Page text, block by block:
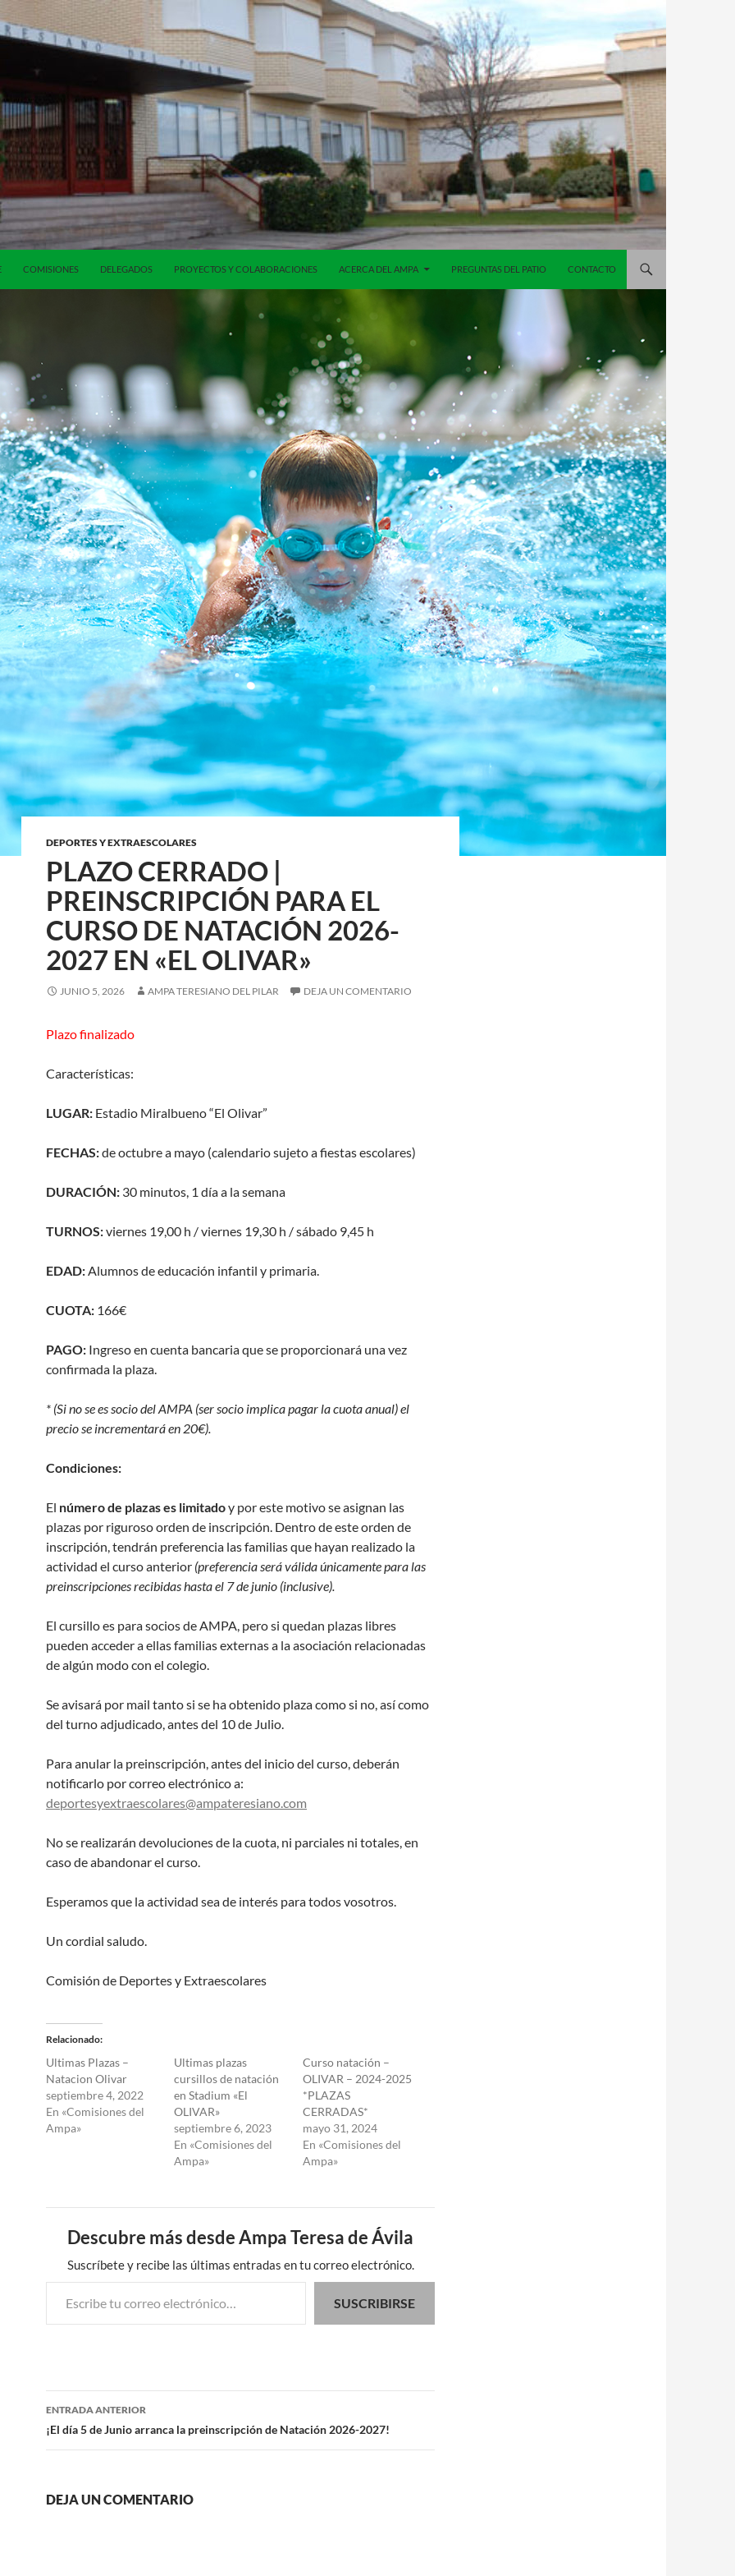
COMISIONES DELEGADOS PROYECTOS Y COLABORACIONES ACERCA DEL AMPA PREGUNTAS DEL PATIO CONTACTO
DEPORTES Y EXTRAESCOLARES
PLAZO CERRADO |
PREINSCRIPCIÓN PARA EL
CURSO DE NATACIÓN 2026-
2027 EN «EL OLIVAR»
JUNIO 5, 2026 AMPA TERESIANO DEL PILAR DEJA UN COMENTARIO
Plazo finalizado
Características:
LUGAR: Estadio Miralbueno “El Olivar”
FECHAS:de octubre a mayo (calendario sujeto a fiestas escolares)
DURACIÓN: 30 minutos, 1 día a la semana
TURNOS:viernes 19,00 h / viernes 19,30 h / sábado 9,45 h
EDAD:Alumnos de educación infantil y primaria.
CUOTA: 166€
PAGO: Ingreso en cuenta bancaria que se proporcionará una vez
confirmada la plaza.
* (Si no se es socio del AMPA (ser socio implica pagar la cuota anual) el
precio se incrementará en 20€).
Condiciones:
El número de plazas es limitadoy por este motivo se asignan las
plazas por riguroso orden de inscripción. Dentro de este orden de
inscripción, tendrán preferencia las familias que hayan realizado la
actividad el curso anterior (preferencia será válida únicamente para las
preinscripciones recibidas hasta el 7 de junio (inclusive).
El cursillo es para socios de AMPA, pero si quedan plazas libres
pueden acceder a ellas familias externas a la asociación relacionadas
de algún modo con el colegio.
Se avisará por mail tanto si se ha obtenido plaza como si no, así como
del turno adjudicado, antes del 10 de Julio.
Para anular la preinscripción, antes del inicio del curso, deberán
notificarlo por correo electrónico a:
deportesyextraescolares@ampateresiano.com
No se realizarán devoluciones de la cuota, ni parciales ni totales, en
caso de abandonar el curso.
Esperamos que la actividad sea de interés para todos vosotros.
Un cordial saludo.
Comisión de Deportes y Extraescolares
Relacionado
Ultimas Plazas –
Natacion Olivar
septiembre 4, 2022
En «Comisiones del
Ampa»
Ultimas plazas
cursillos de natación
en Stadium «El
OLIVAR»
septiembre 6, 2023
En «Comisiones del
Ampa»
Curso natación –
OLIVAR – 2024-2025
*PLAZAS
CERRADAS*
mayo 31, 2024
En «Comisiones del
Ampa»
Descubre más desde Ampa Teresa de Ávila
Suscríbete y recibe las últimas entradas en tu correo electrónico.
Escribe tu correo electrónico…
SUSCRIBIRSE
Navegación
de
ENTRADA ANTERIOR
¡El día 5 de Junio arranca la preinscripción de Natación 2026-2027!
DEJA UN COMENTARIO